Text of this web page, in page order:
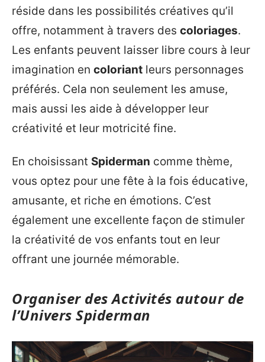
réside dans les possibilités créatives qu’il
offre, notamment à travers des coloriages.
Les enfants peuvent laisser libre cours à leur
imagination en coloriant leurs personnages
préférés. Cela non seulement les amuse,
mais aussi les aide à développer leur
créativité et leur motricité fine.
En choisissant Spiderman comme thème,
vous optez pour une fête à la fois éducative,
amusante, et riche en émotions. C’est
également une excellente façon de stimuler
la créativité de vos enfants tout en leur
offrant une journée mémorable.
Organiser des Activités autour de
l’Univers Spiderman